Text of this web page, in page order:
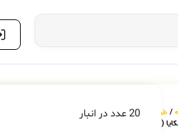
/طوطی سانان و پرندگان /غذای طوطی (پلت،دانه،سرلاک)
(۱۲۵ گرم)
20 عدد در انبار